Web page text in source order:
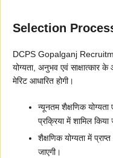
Selection
DCPS Gopalganj
योग्यता, अनुभव एवं साक्षात्कार
मेरिट आधारित होगी।
न्यूनतम शैक्षणिक
प्रक्रिया में शामिल किया
शैक्षणिक योग्यता में
जाएगी।